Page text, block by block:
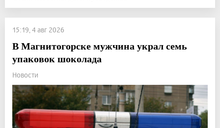
15:19, 4 авг 2026
В Магнитогорске мужчина украл семь
упаковок шоколада
Новости